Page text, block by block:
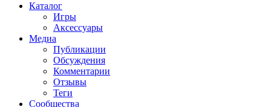
Каталог
Игры
Аксессуары
Медиа
Публикации
Обсуждения
Комментарии
Отзывы
Теги
Сообщества